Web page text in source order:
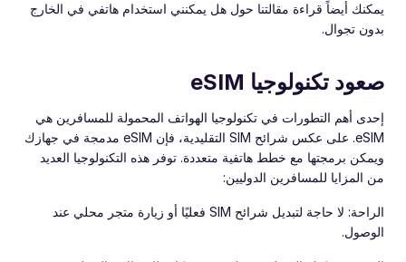
يمكنك أيضاً قراءة مقالتنا حول هل يمكنني استخدام هاتفي في الخارج
بدون تجوال.
صعود تكنولوجيا eSIM
إحدى أهم التطورات في تكنولوجيا الهواتف المحمولة للمسافرين هي
eSIM. على عكس شرائح SIM التقليدية، فإن eSIM مدمجة في جهازك
ويمكن برمجتها مع خطط هاتفية متعددة. توفر هذه التكنولوجيا العديد
من المزايا للمسافرين الدوليين:
الراحة: لا حاجة لتبديل شرائح SIM فعليًا أو زيارة متجر محلي عند
الوصول.